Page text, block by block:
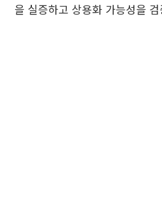
을 실증하고 상용화 가능성을